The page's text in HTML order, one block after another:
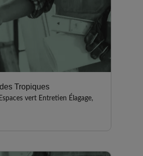
Tropiques
vert Entretien Élagage,